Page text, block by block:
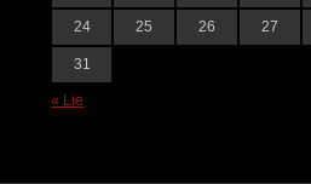
« Lie
24 25 26 27
31